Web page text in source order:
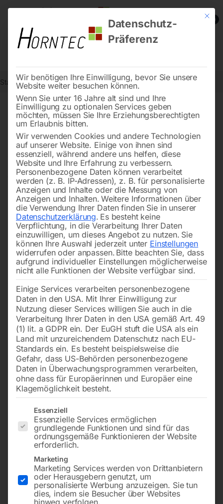
0
Start Holzbearbeitung Strukturier-/Bürstmaschinen
Perfekte Oberflächen dank
Strukturier-/Bürstmaschinen
Strukturier-undBürstmaschinenbringen die
natürlicheMaserungIhresHolzeseindrucksvoll zur
Geltung. ObMassivholz,Furnier oderMDF– harte
Fasern werden betont, feine Flächen präzise poliert. Das
Ergebnis: eine hochwertige, strukturierte Oberfläche, die
sich sehen und fühlen lassen kann. Gerade fürTischler
und qualitätsbewussteHandwerkersind diese
Maschinen ein unverzichtbares Werkzeug. Sie
ermöglichen effiziente Bearbeitung bei gleichbleibend
hoherPräzision– für überzeugende Ergebnisse, die den
Unterschied machen. Wer auf saubere Handwerkskunst
setzt, kommt an modernerBürsttechniknicht vorbei.
Filters
Bürstenschleif- und
Bürstenschleif- und
Mit
Datenschutz-
Präferenz
Wir benötigen Ihre Einwilligung, bevor Sie unsere
Website weiter besuchen können.
Wenn Sie unter 16 Jahre alt sind und Ihre
Einwilligung zu optionalen Services geben
möchten, müssen Sie Ihre Erziehungsberechtigten
um Erlaubnis bitten.
Wir verwenden Cookies und andere Technologien
auf unserer Website. Einige von ihnen sind
essenziell, während andere uns helfen, diese
Website und Ihre Erfahrung zu verbessern.
Personenbezogene Daten können verarbeitet
werden (z. B. IP-Adressen), z. B. für personalisierte
Anzeigen und Inhalte oder die Messung von
Anzeigen und Inhalten. Weitere Informationen über
die Verwendung Ihrer Daten finden Sie in unserer
Datenschutzerklärung. Es besteht keine
Verpflichtung, in die Verarbeitung Ihrer Daten
einzuwilligen, um dieses Angebot zu nutzen. Sie
können Ihre Auswahl jederzeit unter Einstellungen
widerrufen oder anpassen. Bitte beachten Sie, dass
aufgrund individueller Einstellungen möglicherweise
nicht alle Funktionen der Website verfügbar sind.
Einige Services verarbeiten personenbezogene
Daten in den USA. Mit Ihrer Einwilligung zur
Nutzung dieser Services willigen Sie auch in die
Verarbeitung Ihrer Daten in den USA gemäß Art. 49
(1) lit. a GDPR ein. Der EuGH stuft die USA als ein
Land mit unzureichendem Datenschutz nach EU-
Standards ein. Es besteht beispielsweise die
Gefahr, dass US-Behörden personenbezogene
Daten in Überwachungsprogrammen verarbeiten,
ohne dass für Europäerinnen und Europäer eine
Klagemöglichkeit besteht.
Es folgt eine Liste der Service-Gruppen, für die eine
Essenziell
Essenzielle Services ermöglichen
grundlegende Funktionen und sind für das
ordnungsgemäße Funktionieren der Website
erforderlich.
Marketing
Marketing Services werden von Drittanbietern
oder Herausgebern genutzt, um
personalisierte Werbung anzuzeigen. Sie tun
dies, indem sie Besucher über Websites